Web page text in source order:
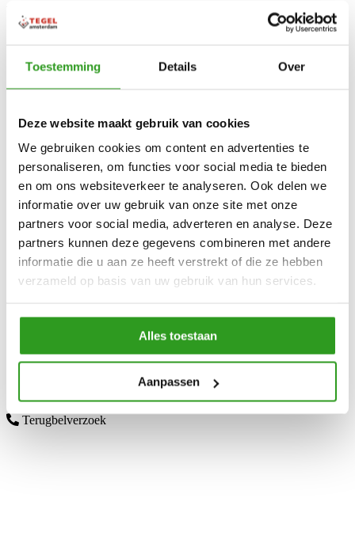
Toestemming Details Over
Deze website maakt gebruik van cookies
We gebruiken cookies om content en advertenties te
personaliseren, om functies voor social media te bieden
en om ons websiteverkeer te analyseren. Ook delen we
informatie over uw gebruik van onze site met onze
partners voor social media, adverteren en analyse. Deze
partners kunnen deze gegevens combineren met andere
informatie die u aan ze heeft verstrekt of die ze hebben
verzameld op basis van uw gebruik van hun services.
Alles toestaan
Aanpassen
WELLICHT OOK INTERESSANT
GLM 015X031 BAMAKO AQU
Aquacolor Porcelain Osasuna
mozaïek tegel
Meer informatie
GLM 025X025 ACARI AQU
MOZ 015X030 WHITE WOOD
Terugbelverzoek